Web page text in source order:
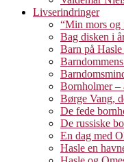
Livserindringer
“Min mors og
Bag disken i
Barn på Hasle
Bornholmer –
Børge Vang,
De fede
De russiske
En dag med
Hasle en